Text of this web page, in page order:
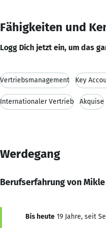
Fähigkeiten und
Logg Dich jetzt ein, um das
Vertriebsmanagement Key
Internationaler Vertrieb Akquise
Werdegang
Berufserfahrung von
Bis heute 19 Jahre, seit